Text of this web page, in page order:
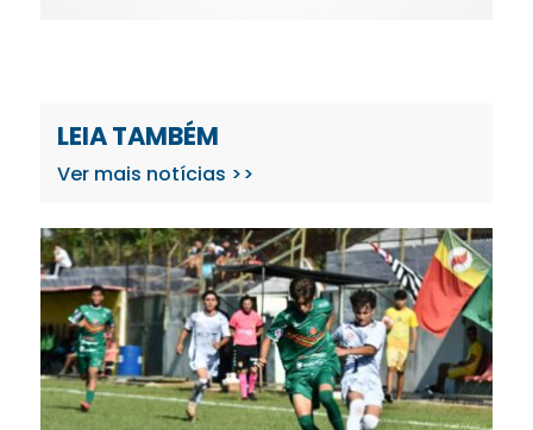
LEIA TAMBÉM
Ver mais notícias >>